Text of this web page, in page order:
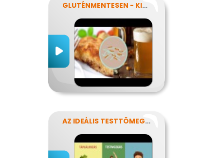
GLUTÉNMENTESEN - KINEK IS?!
AZ IDEÁLIS TESTTÖMEG TITKAI